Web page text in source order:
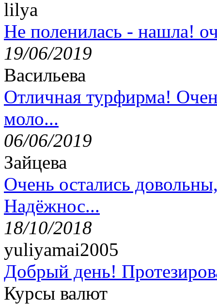
lilya
Не поленилась - нашла!
19/06/2019
Васильева
Отличная турфирма!
моло...
06/06/2019
Зайцева
Очень остались
Надёжнос...
18/10/2018
yuliyamai2005
Добрый день!
Курсы валют